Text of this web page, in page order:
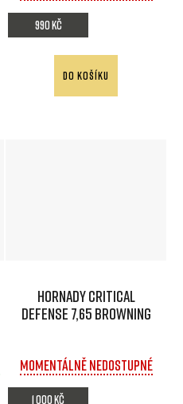
990 Kč
DO KOŠÍKU
Hornady Critical
Defense 7,65 Browning
Momentálně nedostupné
1 000 Kč